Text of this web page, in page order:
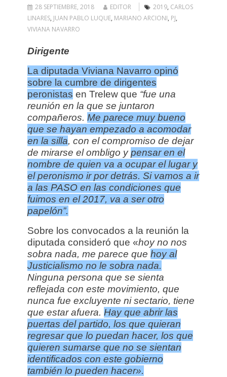
28 SEPTIEMBRE, 2018 EDITOR 2019, CARLOS
LINARES, JUAN PABLO LUQUE, MARIANO ARCIONI, PJ,
VIVIANA NAVARRO
Dirigente
La diputada Viviana Navarro opinó
sobre la cumbre de dirigentes
peronistas en Trelew que “fue una
reunión en la que se juntaron
compañeros. Me parece muy bueno
que se hayan empezado a acomodar
en la silla, con el compromiso de dejar
de mirarse el ombligo ypensar en el
nombre de quien va a ocupar el lugar y
el peronismo ir por detrás. Si vamos a ir
a las PASO en las condiciones que
fuimos en el 2017, va a ser otro
papelón”.
Sobre los convocados a la reunión la
diputada consideró que «hoy no nos
sobra nada, me parece que hoy al
Justicialismo no le sobra nada.
Ninguna persona que se sienta
reflejada con este movimiento, que
nunca fue excluyente ni sectario, tiene
que estar afuera. Hay que abrir las
puertas del partido, los que quieran
regresar que lo puedan hacer, los que
quieren sumarse que no se sientan
identificados con este gobierno
también lo pueden hacer».